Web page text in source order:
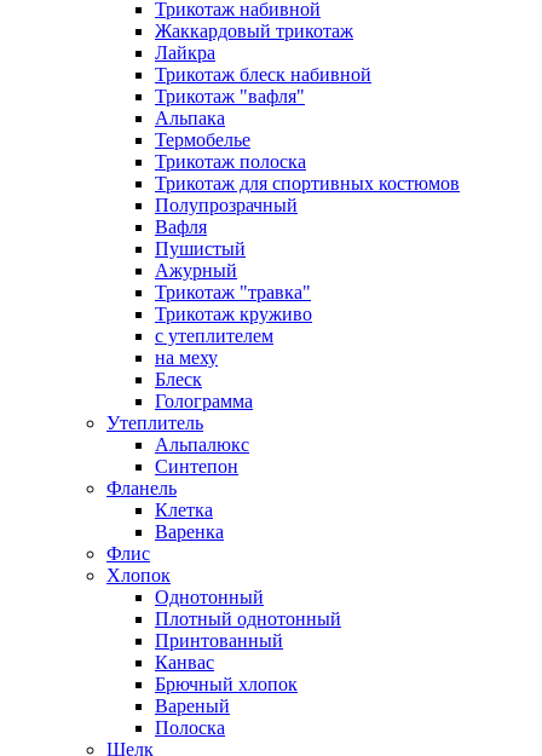
Трикотаж набивной
Жаккардовый трикотаж
Лайкра
Трикотаж блеск набивной
Трикотаж "вафля"
Альпака
Термобелье
Трикотаж полоска
Трикотаж для спортивных костюмов
Полупрозрачный
Вафля
Пушистый
Ажурный
Трикотаж "травка"
Трикотаж круживо
с утеплителем
на меху
Блеск
Голограмма
Утеплитель
Альпалюкс
Синтепон
Фланель
Клетка
Варенка
Флис
Хлопок
Однотонный
Плотный однотонный
Принтованный
Канвас
Брючный хлопок
Вареный
Полоска
Шелк